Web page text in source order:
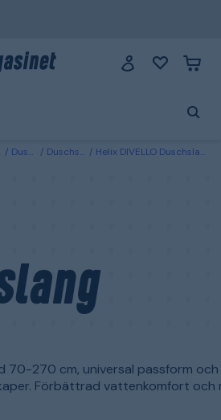
Duschar Duschslangar Helix DIVELLO Duschslang 1/2" (G15) Silver
70-270 cm, universal passform och
Förbättrad vattenkomfort och